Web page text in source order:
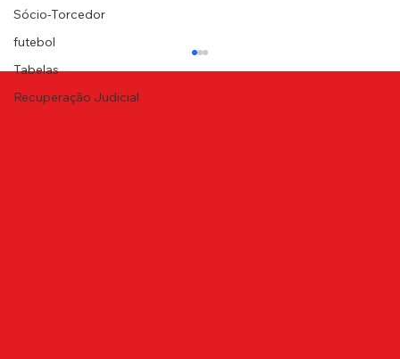
Sócio-Torcedor
futebol
Tabelas
Recuperação Judicial